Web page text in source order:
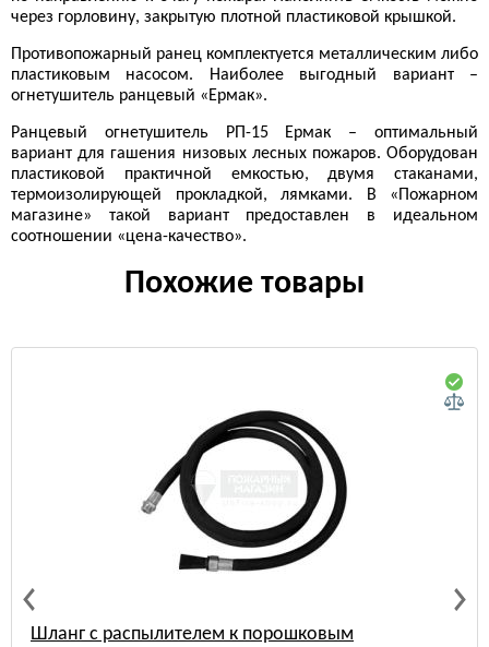
через горловину, закрытую плотной пластиковой крышкой.
Противопожарный ранец комплектуется металлическим либо
пластиковым насосом. Наиболее выгодный вариант –
огнетушитель ранцевый «Ермак».
Ранцевый огнетушитель РП-15 Ермак – оптимальный
вариант для гашения низовых лесных пожаров. Оборудован
пластиковой практичной емкостью, двумя стаканами,
термоизолирующей прокладкой, лямками. В «Пожарном
магазине» такой вариант предоставлен в идеальном
соотношении «цена-качество».
Похожие товары
Шланг с распылителем к порошковым